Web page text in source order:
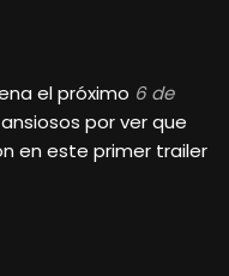
el próximo 6 de
por ver que
en este primer trailer